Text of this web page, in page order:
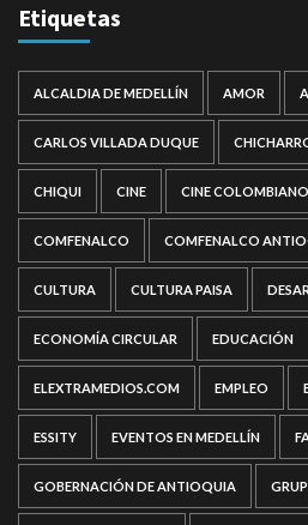
Etiquetas
ALCALDIA DE MEDELLÍN AMOR
CARLOS VILLADA DUQUE
CHIQUI CINE CINE COLOMBIANO
COMFENALCO COMFENALCO
CULTURA CULTURA PAISA
ECONOMÍA CIRCULAR EDUCACIÓN
ELEXTRAMEDIOS.COM EMPLEO
ESSITY EVENTOS EN MEDELLÍN
GOBERNACIÓN DE ANTIOQUIA